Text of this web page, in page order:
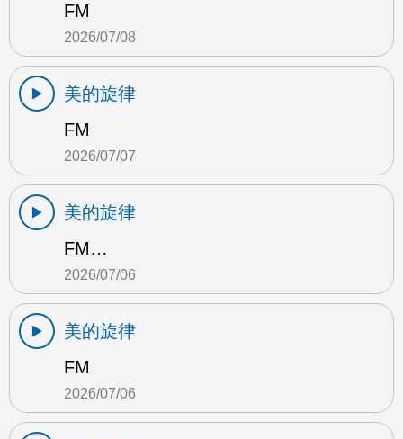
FM
2026/07/08
美的旋律
FM
2026/07/07
美的旋律
FM…
2026/07/06
美的旋律
FM
2026/07/06